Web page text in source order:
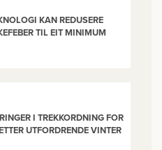
KAN REDUSERE
TIL EIT MINIMUM
I TREKKORDNING FOR
UTFORDRENDE VINTER